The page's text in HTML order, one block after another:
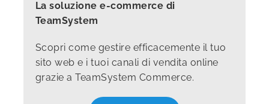
La soluzione e-commerce di
TeamSystem
Scopri come gestire efficacemente il tuo
sito web e i tuoi canali di vendita online
grazie a TeamSystem Commerce.